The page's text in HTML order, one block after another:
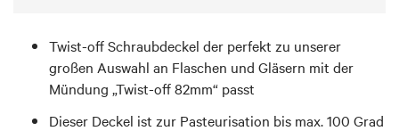
Twist-off Schraubdeckel der perfekt zu unserer
großen Auswahl an Flaschen und Gläsern mit der
Mündung „Twist-off 82mm“ passt
Dieser Deckel ist zur Pasteurisation bis max. 100 Grad